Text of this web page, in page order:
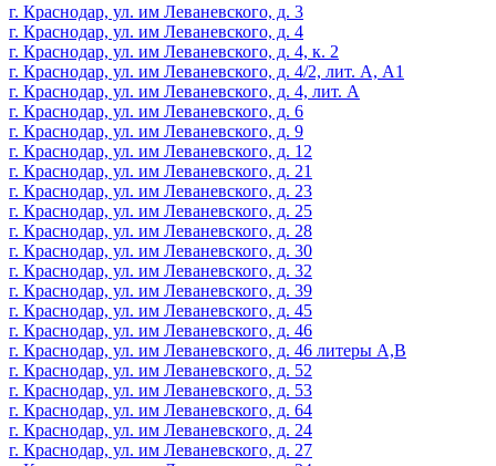
г. Краснодар, ул. им Леваневского, д. 3
г. Краснодар, ул. им Леваневского, д. 4
г. Краснодар, ул. им Леваневского, д. 4, к. 2
г. Краснодар, ул. им Леваневского, д. 4/2, лит. А, А1
г. Краснодар, ул. им Леваневского, д. 4, лит. А
г. Краснодар, ул. им Леваневского, д. 6
г. Краснодар, ул. им Леваневского, д. 9
г. Краснодар, ул. им Леваневского, д. 12
г. Краснодар, ул. им Леваневского, д. 21
г. Краснодар, ул. им Леваневского, д. 23
г. Краснодар, ул. им Леваневского, д. 25
г. Краснодар, ул. им Леваневского, д. 28
г. Краснодар, ул. им Леваневского, д. 30
г. Краснодар, ул. им Леваневского, д. 32
г. Краснодар, ул. им Леваневского, д. 39
г. Краснодар, ул. им Леваневского, д. 45
г. Краснодар, ул. им Леваневского, д. 46
г. Краснодар, ул. им Леваневского, д. 46 литеры А,В
г. Краснодар, ул. им Леваневского, д. 52
г. Краснодар, ул. им Леваневского, д. 53
г. Краснодар, ул. им Леваневского, д. 64
г. Краснодар, ул. им Леваневского, д. 24
г. Краснодар, ул. им Леваневского, д. 27